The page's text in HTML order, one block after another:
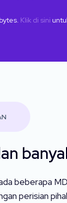
Klik di sini
beberapa
perisian